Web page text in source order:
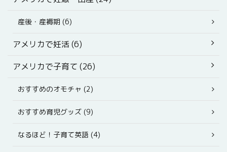
産後・産褥期 (6)
アメリカで妊活 (6)
アメリカで子育て (26)
おすすめのオモチャ (2)
おすすめ育児グッズ (9)
なるほど！子育て英語 (4)